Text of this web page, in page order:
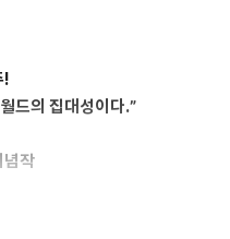
!
드의 집대성이다.”
념작